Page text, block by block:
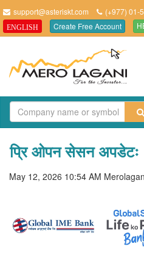
support@asteriskt.com (+977) 01-
ENGLISH Create Free Account
प्रि ओपन सेसन
May 12, 2026 10:54 AM